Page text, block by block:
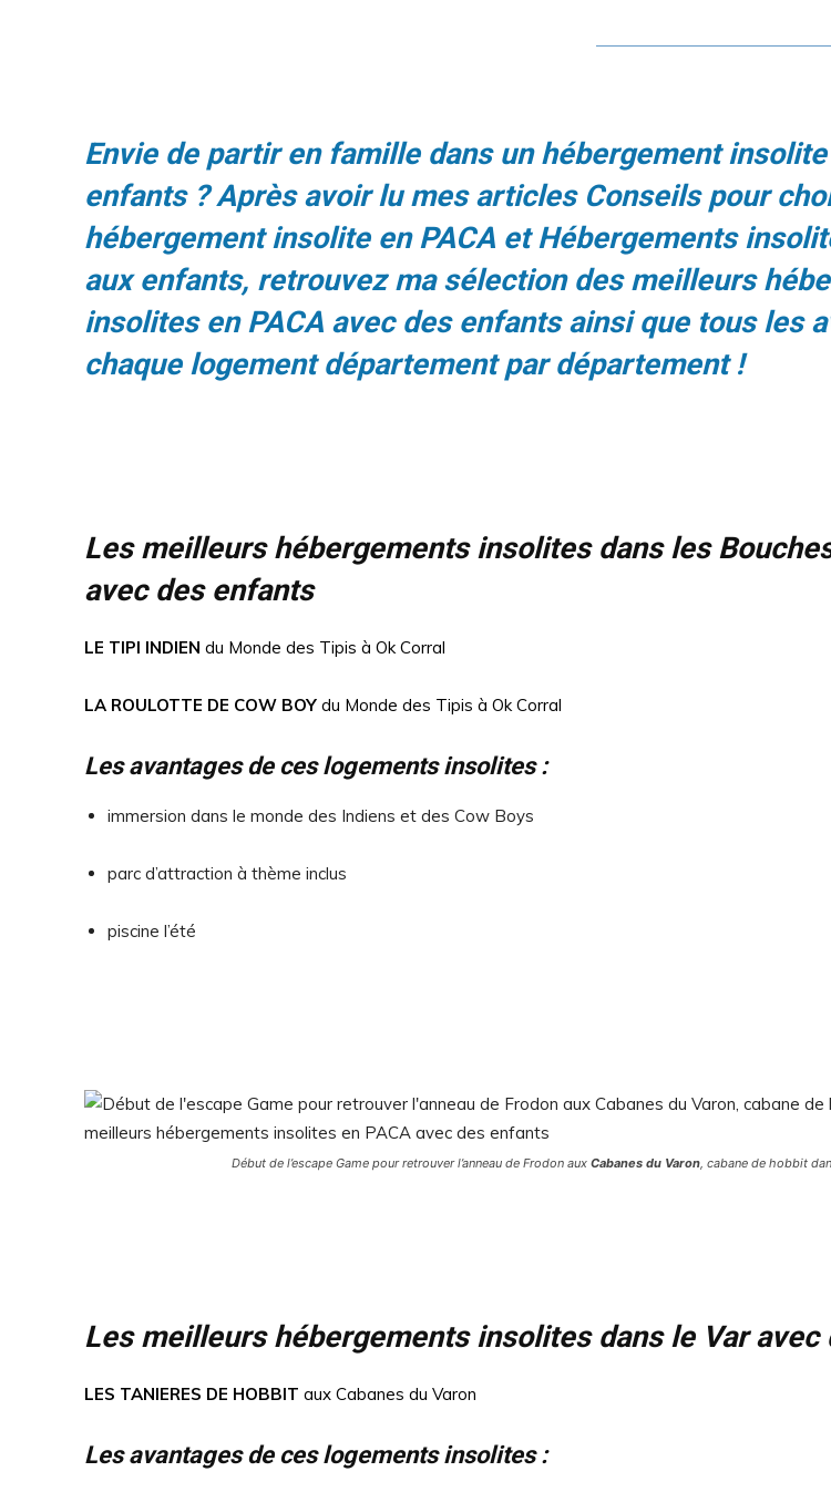
Envie de partir en famille dans un hébergement
enfants ? Après avoir lu mes articles Conseils pour
hébergement insolite en PACA et Hébergements
aux enfants, retrouvez ma sélection des meilleurs
insolites en PACA avec des enfants ainsi que tous les
chaque logement département par département !
Les meilleurs hébergements insolites dans les
avec des enfants
LE TIPI INDIEN du Monde des Tipis à Ok Corral
LA ROULOTTE DE COW BOY du Monde des Tipis à Ok Corral
Les avantages de ces logements insolites :
immersion dans le monde des Indiens et des Cow Boys
parc d’attraction à thème inclus
piscine l’été
Début de l’escape Game pour retrouver l’anneau de Frodon aux Cabanes du Varon, cabane de hobbit
Les meilleurs hébergements insolites dans le Var avec
LES TANIERES DE HOBBIT aux Cabanes du Varon
Les avantages de ces logements insolites :